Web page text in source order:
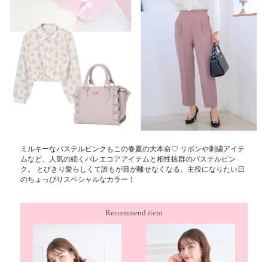
ミルキーなパステルピンクもこの春夏の大本命♡ リボンや刺繍アイテ
ムなど、人気の続くバレエコアアイテムと相性抜群のパステルピン
ク。 とびきり愛らしくて誰もが目が離せなくなる、主役になりたい日
のちょっぴりスペシャルなカラー！
Recommend item